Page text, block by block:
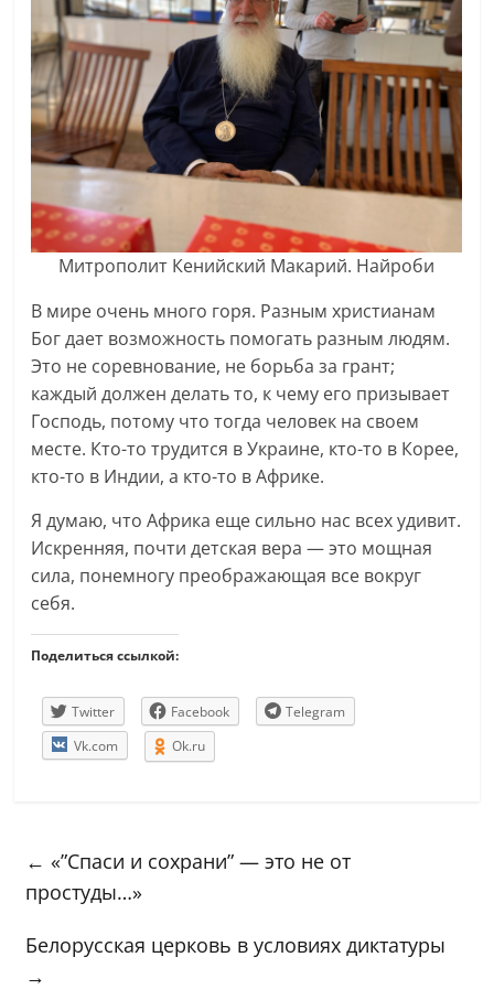
Митрополит Кенийский Макарий. Найроби
В мире очень много горя. Разным христианам
Бог дает возможность помогать разным людям.
Это не соревнование, не борьба за грант;
каждый должен делать то, к чему его призывает
Господь, потому что тогда человек на своем
месте. Кто-то трудится в Украине, кто-то в Корее,
кто-то в Индии, а кто-то в Африке.
Я думаю, что Африка еще сильно нас всех удивит.
Искренняя, почти детская вера — это мощная
сила, понемногу преображающая все вокруг
себя.
Поделиться ссылкой:
Twitter Facebook
Telegram
Vk.com
Ok.ru
← «”Спаси и сохрани” — это не от
простуды…»
Белорусская церковь в условиях диктатуры
→